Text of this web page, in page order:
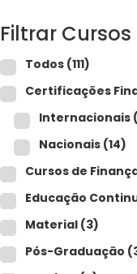
Filtrar Cursos
Todos (111)
Certificações
Internacionais
Nacionais (14)
Cursos de
Educação
Material (3)
Pós-Graduação